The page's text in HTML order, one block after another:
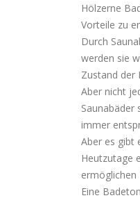
Hölzerne
Vorteile zu
Durch
werden sie
Zustand der
Aber nicht
Saunabäder
immer
Aber es gibt
Heutzutage
ermöglichen
Eine